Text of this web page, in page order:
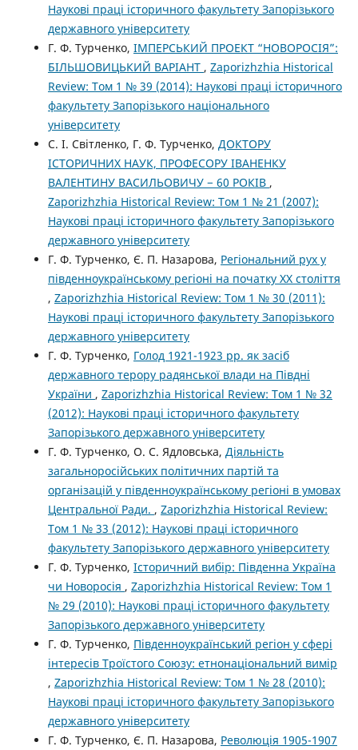
Наукові праці історичного факультету Запорізького
державного університету
Г. Ф. Турченко, ІМПЕРСЬКИЙ ПРОЕКТ “НОВОРОСІЯ”:
БІЛЬШОВИЦЬКИЙ ВАРІАНТ , Zaporizhzhia Historical
Review: Том 1 № 39 (2014): Наукові праці історичного
факультету Запорізького національного
університету
С. І. Світленко, Г. Ф. Турченко, ДОКТОРУ
ІСТОРИЧНИХ НАУК, ПРОФЕСОРУ ІВАНЕНКУ
ВАЛЕНТИНУ ВАСИЛЬОВИЧУ − 60 РОКІВ ,
Zaporizhzhia Historical Review: Том 1 № 21 (2007):
Наукові праці історичного факультету Запорізького
державного університету
Г. Ф. Турченко, Є. П. Назарова, Регіональний рух у
південноукраїнському регіоні на початку ХХ століття
, Zaporizhzhia Historical Review: Том 1 № 30 (2011):
Наукові праці історичного факультету Запорізького
державного університету
Г. Ф. Турченко, Голод 1921-1923 рр. як засіб
державного терору радянської влади на Півдні
України , Zaporizhzhia Historical Review: Том 1 № 32
(2012): Наукові праці історичного факультету
Запорізького державного університету
Г. Ф. Турченко, О. С. Ядловська, Діяльність
загальноросійських політичних партій та
організацій у південноукраїнському регіоні в умовах
Центральної Ради. , Zaporizhzhia Historical Review:
Том 1 № 33 (2012): Наукові праці історичного
факультету Запорізького державного університету
Г. Ф. Турченко, Історичний вибір: Південна Україна
чи Новоросія , Zaporizhzhia Historical Review: Том 1
№ 29 (2010): Наукові праці історичного факультету
Запорізького державного університету
Г. Ф. Турченко, Південноукраїнський регіон у сфері
інтересів Троїстого Союзу: етнонаціональний вимір
, Zaporizhzhia Historical Review: Том 1 № 28 (2010):
Наукові праці історичного факультету Запорізького
державного університету
Г. Ф. Турченко, Є. П. Назарова, Революція 1905-1907